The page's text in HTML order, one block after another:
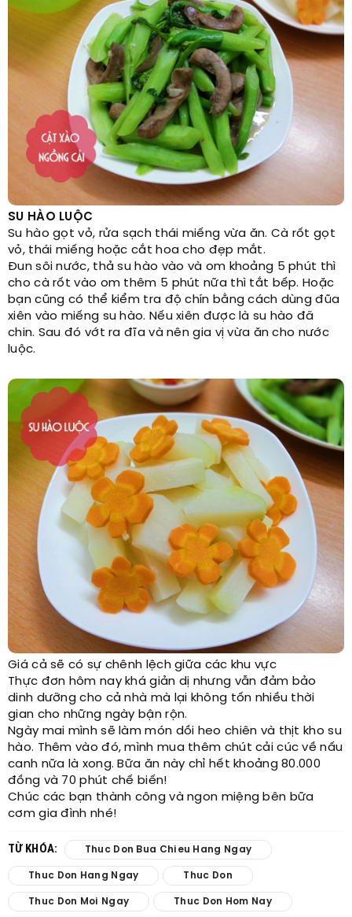
SU HÀO LUỘC
Su hào gọt vỏ, rửa sạch thái miếng vừa ăn. Cà rốt gọt
vỏ, thái miếng hoặc cắt hoa cho đẹp mắt.
Đun sôi nước, thả su hào vào và om khoảng 5 phút thì
cho cà rốt vào om thêm 5 phút nữa thì tắt bếp. Hoặc
bạn cũng có thể kiểm tra độ chín bằng cách dùng đũa
xiên vào miếng su hào. Nếu xiên được là su hào đã
chin. Sau đó vớt ra đĩa và nên gia vị vừa ăn cho nước
luộc.
Giá cả sẽ có sự chênh lệch giữa các khu vực
Thực đơn hôm nay khá giản dị nhưng vẫn đảm bảo
dinh dưỡng cho cả nhà mà lại không tốn nhiều thời
gian cho những ngày bận rộn.
Ngày mai mình sẽ làm món dồi heo chiên và thịt kho su
hào. Thêm vào đó, mình mua thêm chút cải cúc về nấu
canh nữa là xong. Bữa ăn này chỉ hết khoảng 80.000
đồng và 70 phút chế biến!
Chúc các bạn thành công và ngon miệng bên bữa
cơm gia đình nhé!
TỪ KHÓA: Thuc Don Bua Chieu Hang Ngay
Thuc Don Hang Ngay Thuc Don
Thuc Don Moi Ngay Thuc Don Hom Nay